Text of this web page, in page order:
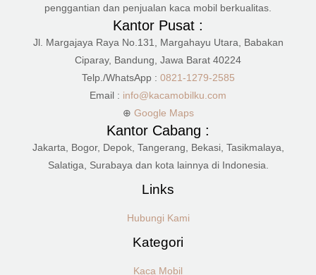
penggantian dan penjualan kaca mobil berkualitas.
Kantor Pusat :
Jl. Margajaya Raya No.131, Margahayu Utara, Babakan
Ciparay, Bandung, Jawa Barat 40224
Telp./WhatsApp : 0821-1279-2585
Email : info@kacamobilku.com
⊕ Google Maps
Kantor Cabang :
Jakarta, Bogor, Depok, Tangerang, Bekasi, Tasikmalaya,
Salatiga, Surabaya dan kota lainnya di Indonesia.
Links
Hubungi Kami
Kategori
Kaca Mobil